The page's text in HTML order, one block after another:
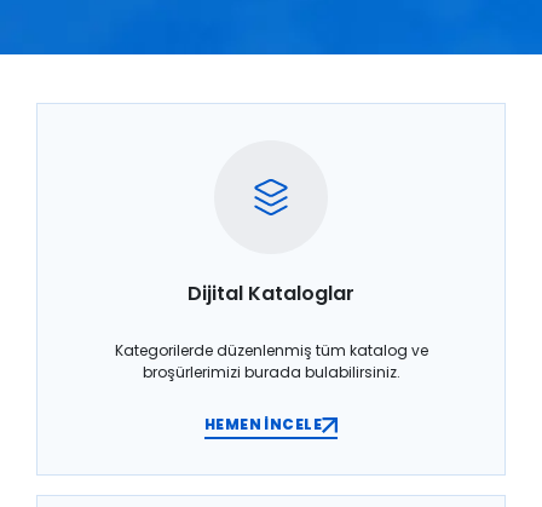
Dijital Kataloglar
Kategorilerde düzenlenmiş tüm katalog ve
broşürlerimizi burada bulabilirsiniz.
HEMEN İNCELE